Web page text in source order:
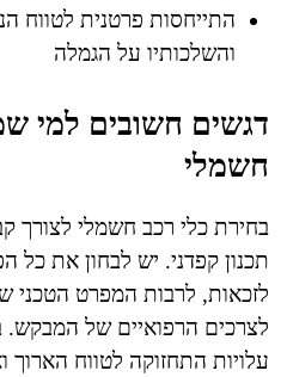
התייחסות פרטנית לטווח
והשלכותיו על הגמלה
דגשים חשובים למי
חשמלי
בחירת כלי רכב חשמלי לצורך
תכנון קפדני. יש לבחון את כל
לזכאות, לרבות המפרט הטכני
לצרכים הרפואיים של המבקש.
עלויות התחזוקה לטווח